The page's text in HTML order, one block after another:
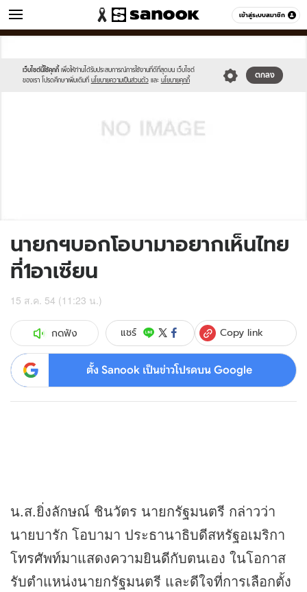
เข้าสู่ระบบสมาชิก
ข่าว หมวดอื่นๆ
เว็บไซต์นี้ใช้คุกกี้ เพื่อให้ท่านได้รับประสบการณ์การใช้งานที่ดีที่สุดบน เว็บไซต์
ของเรา โปรดศึกษาเพิ่มเติมที่ นโยบายความเป็นส่วนตัว และ นโยบายคุกกี้
ตกลง
sanook.png
image.jpg
นายกฯบอกโอบามาอยากเห็นไทย
ที่1อาเซียน
15 ส.ค. 54 (11:23 น.)
กดฟัง แชร์ Copy link
ตั้ง Sanook เป็นข่าวโปรดบน Google
น.ส.ยิ่งลักษณ์ ชินวัตร นายกรัฐมนตรี กล่าวว่า
นายบารัก โอบามา ประธานาธิบดีสหรัฐอเมริกา
โทรศัพท์มาแสดงความยินดีกับตนเอง ในโอกาส
รับตำแหน่งนายกรัฐมนตรี และดีใจที่การเลือกตั้ง